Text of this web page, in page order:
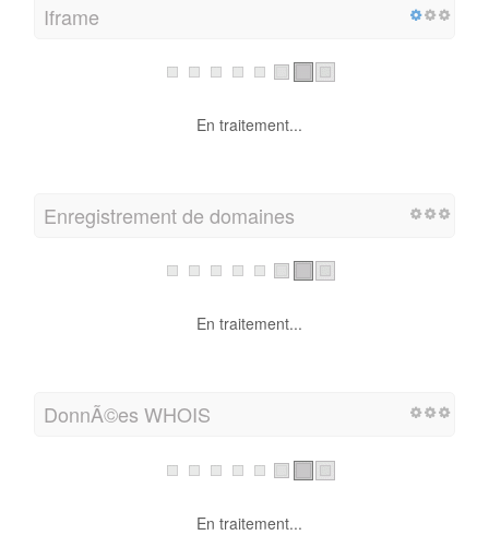
Iframe
En traitement...
Enregistrement de domaines
En traitement...
DonnÃ©es WHOIS
En traitement...